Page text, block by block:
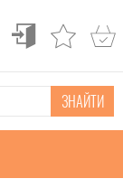
ЗНАЙТИ